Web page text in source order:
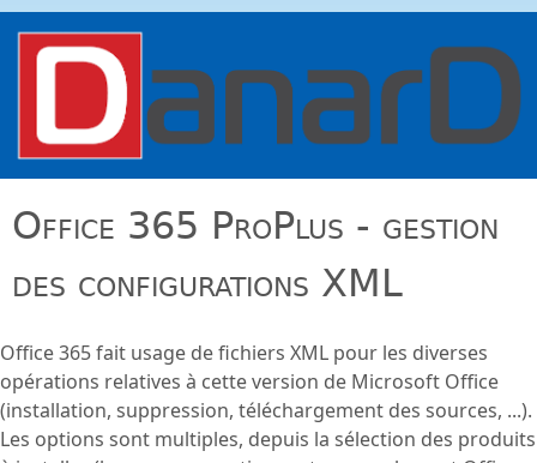
danard.net
Office 365 ProPlus - gestion
des configurations XML
Office 365 fait usage de fichiers XML pour les diverses
opérations relatives à cette version de Microsoft Office
(installation, suppression, téléchargement des sources, ...).
Les options sont multiples, depuis la sélection des produits